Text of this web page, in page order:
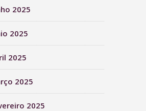
2025
2025
2025
2025
2025